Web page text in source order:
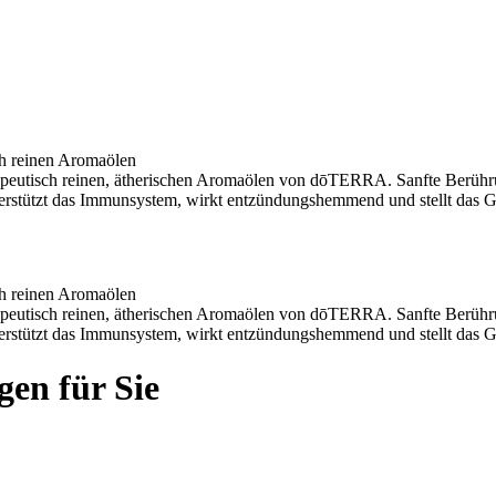
reinen Aromaölen
reinen, ätherischen Aromaölen von dōTERRA. Sanfte
das Immunsystem, wirkt entzündungshemmend und stellt das
reinen Aromaölen
reinen, ätherischen Aromaölen von dōTERRA. Sanfte
das Immunsystem, wirkt entzündungshemmend und stellt das
für Sie